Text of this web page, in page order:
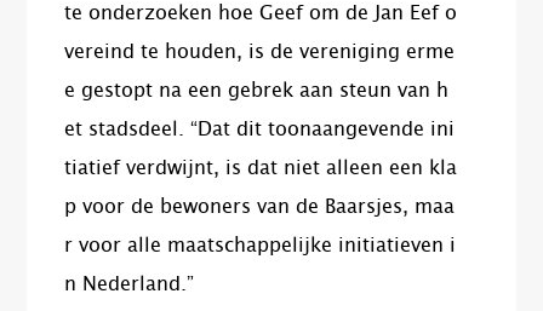
te onderzoeken hoe Geef om de Jan Eef o
vereind te houden, is de vereniging erme
e gestopt na een gebrek aan steun van h
et stadsdeel. “Dat dit toonaangevende ini
tiatief verdwijnt, is dat niet alleen een kla
p voor de bewoners van de Baarsjes, maa
r voor alle maatschappelijke initiatieven i
n Nederland.”